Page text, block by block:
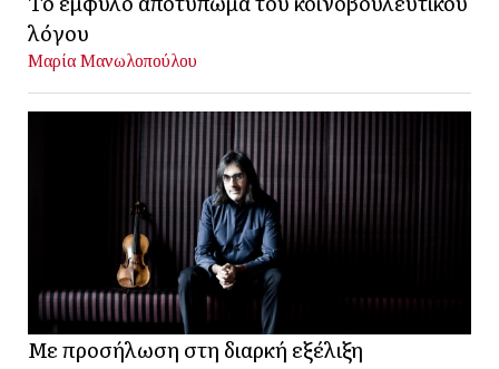
λόγου
Μαρία Μανωλοπούλου
Με προσήλωση στη διαρκή εξέλιξη